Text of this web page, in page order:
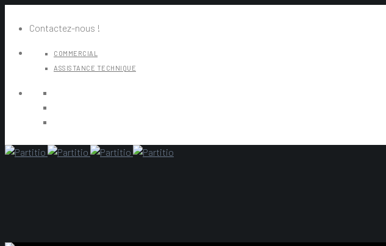
Contactez-nous !
COMMERCIAL
ASSISTANCE TECHNIQUE